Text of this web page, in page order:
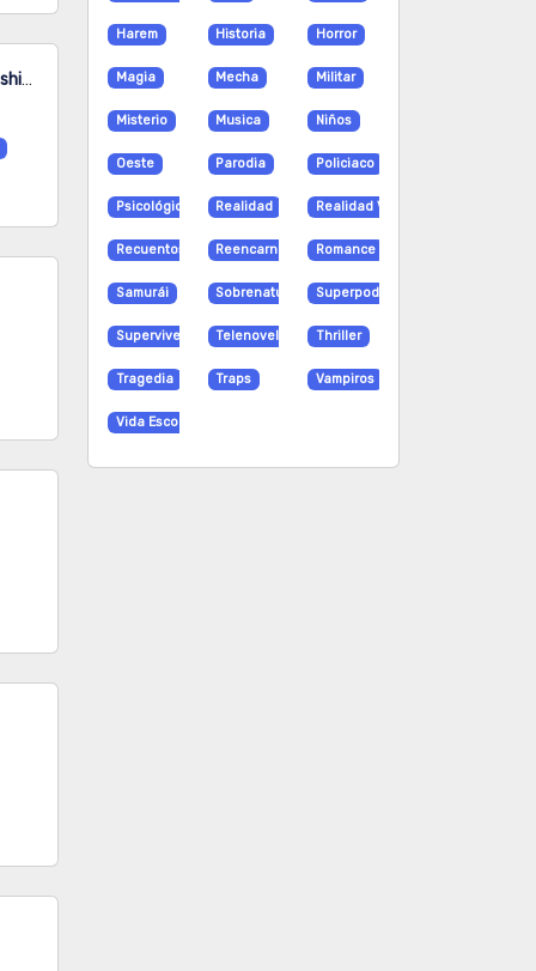
7-dai Tatarimasu no de Hayaku Kekkon shite Kudasai!
Harem Historia Horror
Magia Mecha Militar
Misterio Musica Niños
Oeste Parodia Policiaco
Psicológico Realidad Realidad Virtual
Recuentos de la vidaReencarnación Romance
Samurái Sobrenatural Superpoderes
Supervivencia Telenovela Thriller
Tragedia Traps Vampiros
Vida Escolar